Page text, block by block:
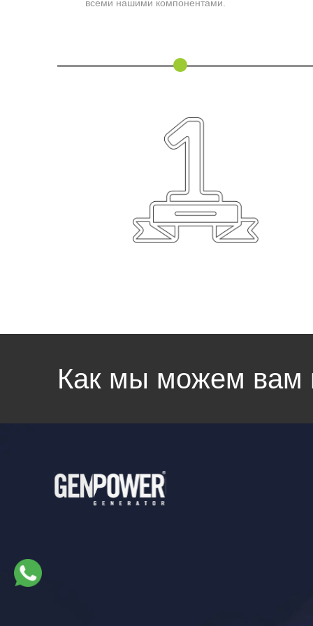
компонентами.
Мы
экспортируя
Как мы можем вам